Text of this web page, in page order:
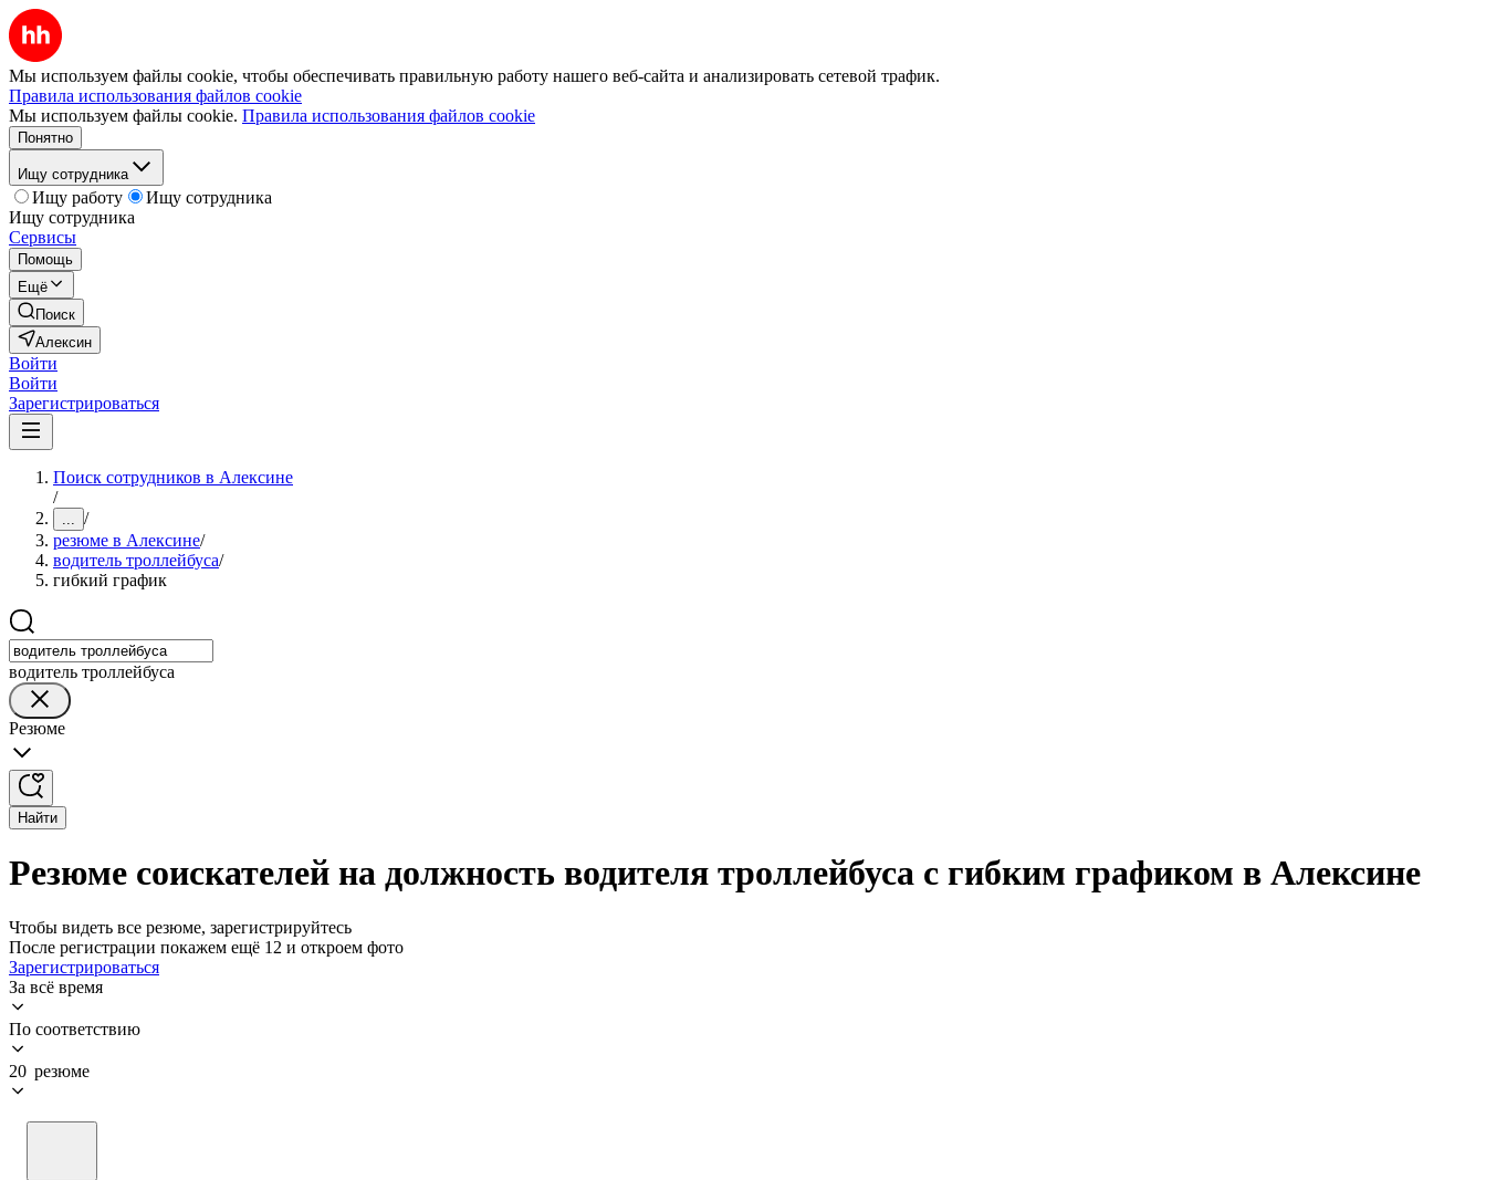
Мы используем файлы cookie, чтобы обеспечивать правильную работу нашего веб-сайта и анализировать сетевой трафик.
Правила использования файлов cookie
Мы используем файлы cookie. Правила использования файлов cookie
Понятно
Ищу сотрудника
Ищу работу
Ищу сотрудника
Ищу сотрудника
Сервисы
Помощь
Ещё
Поиск
Алексин
Войти
Войти
Зарегистрироваться
Поиск сотрудников в Алексине
/
... /
резюме в Алексине/
водитель троллейбуса/
гибкий график
водитель троллейбуса
Резюме
Найти
Резюме соискателей на должность водителя троллейбуса с гибким графиком в Алексине
Чтобы видеть все резюме, зарегистрируйтесь
После регистрации покажем ещё 12 и откроем фото
Зарегистрироваться
За всё время
По соответствию
20 резюме